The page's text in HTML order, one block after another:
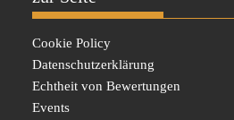
Cookie Policy
Datenschutzerklärung
Echtheit von Bewertungen
Events